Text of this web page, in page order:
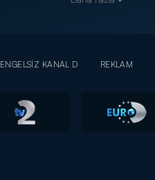
ENGELSİZ KANAL D REKLAM